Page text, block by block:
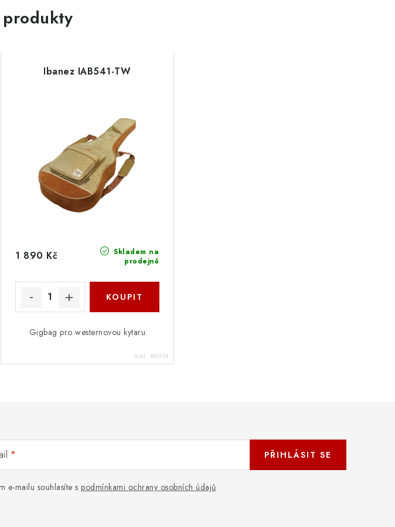
Ibanez IAB541-TW
Skladem na
prodejně
1 890 Kč
Gigbag pro westernovou kytaru
Kód: 400174
e-mailu souhlasíte s podmínkami ochrany osobních údajů
PŘIHLÁSIT SE